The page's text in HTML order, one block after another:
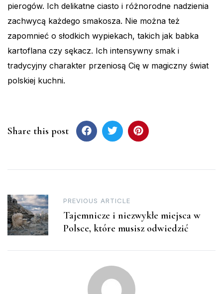
pierogów. Ich delikatne ciasto i różnorodne nadzienia
zachwycą każdego smakosza. Nie można też
zapomnieć o słodkich wypiekach, takich jak babka
kartoflana czy sękacz. Ich intensywny smak i
tradycyjny charakter przeniosą Cię w magiczny świat
polskiej kuchni.
Share this post
Post
navigation
PREVIOUS ARTICLE
Tajemnicze i niezwykłe miejsca w
Polsce, które musisz odwiedzić